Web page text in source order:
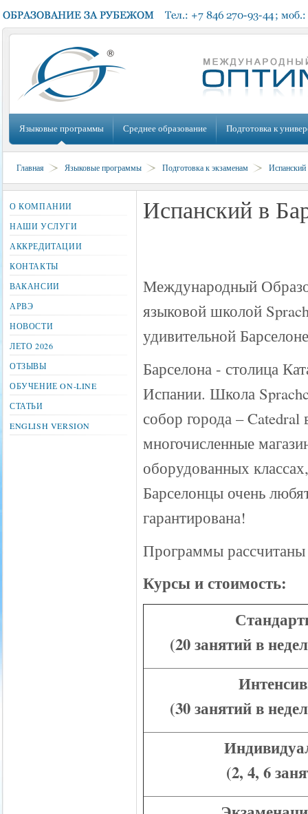
Языковые программы Среднее образование Подготовка к
Главная Языковые программы Подготовка к экзаменам Испанский
Испанский в
Международный
языковой школой
удивительной
Барселона - столица
Испании. Школа
собор города –
многочисленные
оборудованных
Барселонцы очень
гарантирована!
Программы рассчитаны
Курсы и стоимость:
(20 занятий в
(30 занятий в
(2, 4, 6
О КОМПАНИИ
НАШИ УСЛУГИ
АККРЕДИТАЦИИ
КОНТАКТЫ
ВАКАНСИИ
АРВЭ
НОВОСТИ
ЛЕТО 2026
ОТЗЫВЫ
ОБУЧЕНИЕ ON-LINE
СТАТЬИ
ENGLISH VERSION